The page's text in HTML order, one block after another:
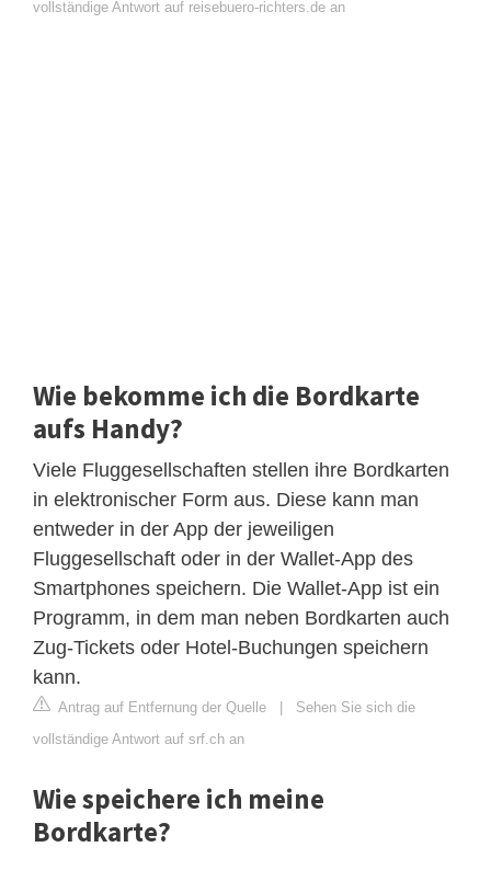
vollständige Antwort auf reisebuero-richters.de an
Wie bekomme ich die Bordkarte
aufs Handy?
Viele Fluggesellschaften stellen ihre Bordkarten
in elektronischer Form aus. Diese kann man
entweder in der App der jeweiligen
Fluggesellschaft oder in der Wallet-App des
Smartphones speichern. Die Wallet-App ist ein
Programm, in dem man neben Bordkarten auch
Zug-Tickets oder Hotel-Buchungen speichern
kann.
Antrag auf Entfernung der Quelle | Sehen Sie sich die
vollständige Antwort auf srf.ch an
Wie speichere ich meine
Bordkarte?